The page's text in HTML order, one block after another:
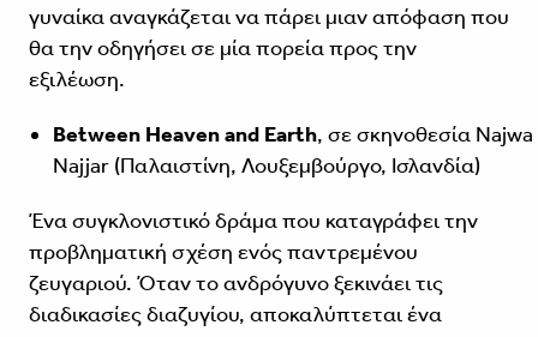
γυναίκα αναγκάζεται να πάρει μιαν απόφαση που
θα την οδηγήσει σε μία πορεία προς την
εξιλέωση.
Between Heaven and Earth, σε σκηνοθεσία Najwa
Najjar (Παλαιστίνη, Λουξεμβούργο, Ισλανδία)
Ένα συγκλονιστικό δράμα που καταγράφει την
προβληματική σχέση ενός παντρεμένου
ζευγαριού. Όταν το ανδρόγυνο ξεκινάει τις
διαδικασίες διαζυγίου, αποκαλύπτεται ένα